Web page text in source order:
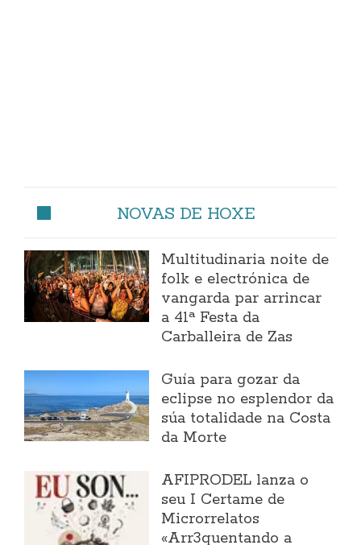
NOVAS DE HOXE
Multitudinaria noite de
folk e electrónica de
vangarda par arrincar
a 41ª Festa da
Carballeira de Zas
Guía para gozar da
eclipse no esplendor da
súa totalidade na Costa
da Morte
AFIPRODEL lanza o
seu I Certame de
Microrrelatos
«Arr3quentando a